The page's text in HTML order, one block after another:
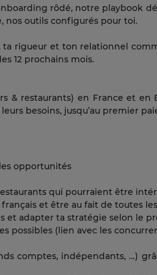
rôdé, notre playbook
nos outils configurés pour toi.
ta rigueur et ton relationnel
12 prochains mois.
& restaurants) en France et
besoins, jusqu’au premier
opportunités
qui pourraient être
et être au fait de toutes
et adapter ta stratégie selon le
possibles (lien avec les
comptes, indépendants, …)